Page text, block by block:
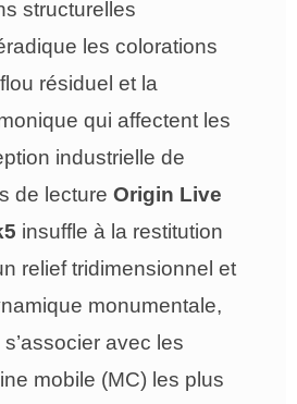
structurelles
les colorations
résiduel et la
qui affectent les
industrielle de
de lecture Origin Live
insuffle à la restitution
relief tridimensionnel et
monumentale,
avec les
mobile (MC) les plus